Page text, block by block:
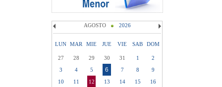
AGOSTO 2026
LUN MAR MIE JUE VIE SAB DOM
27 28 29 30 31 1
2
3
4 5 6 7 8
9
10
11 12 13 14 15
16